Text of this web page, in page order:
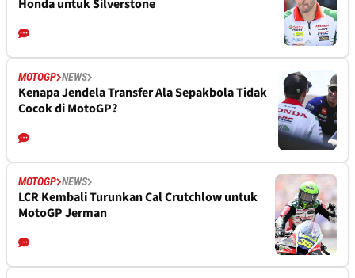
Honda untuk Silverstone
MOTOGP NEWS
Kenapa Jendela Transfer Ala Sepakbola Tidak
Cocok di MotoGP?
MOTOGP NEWS
LCR Kembali Turunkan Cal Crutchlow untuk
MotoGP Jerman